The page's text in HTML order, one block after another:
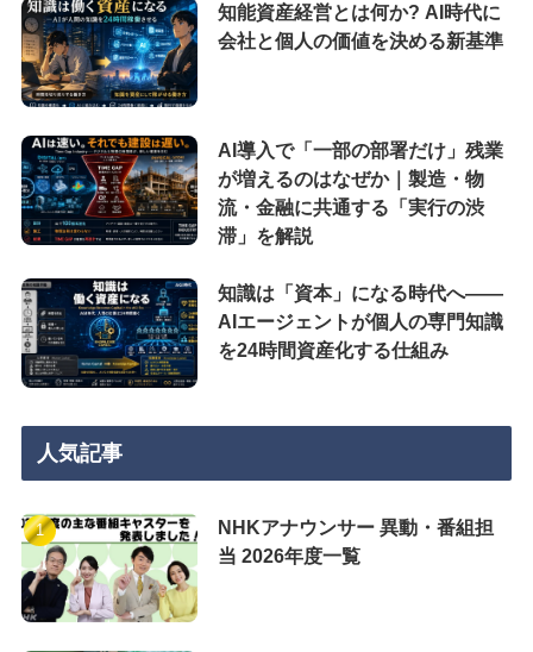
知能資産経営とは何か? AI時代に
会社と個人の価値を決める新基準
AI導入で「一部の部署だけ」残業
が増えるのはなぜか｜製造・物
流・金融に共通する「実行の渋
滞」を解説
知識は「資本」になる時代へ——
AIエージェントが個人の専門知識
を24時間資産化する仕組み
人気記事
NHKアナウンサー 異動・番組担
当 2026年度一覧